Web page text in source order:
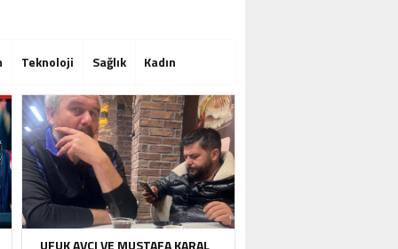
Not Alıyor
Teknoloji Sağlık Kadın
UFUK AVCI VE MUSTAFA KARAL